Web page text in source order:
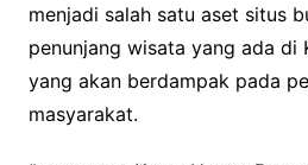
menjadi salah satu aset situs
penunjang wisata yang ada di
yang akan berdampak pada
masyarakat.